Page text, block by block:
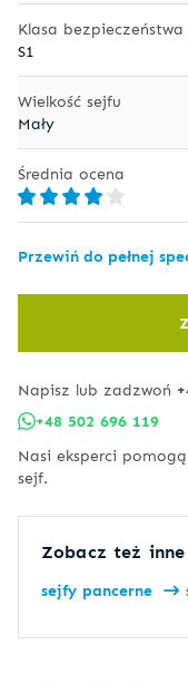
Klasa bezpieczeństwa
S1
Wielkość sejfu
Mały
Średnia ocena
Przewiń do pełnej
Napisz lub zadzwoń
+48 502 696 119
Nasi eksperci
sejf.
Zobacz też
sejfy pancerne